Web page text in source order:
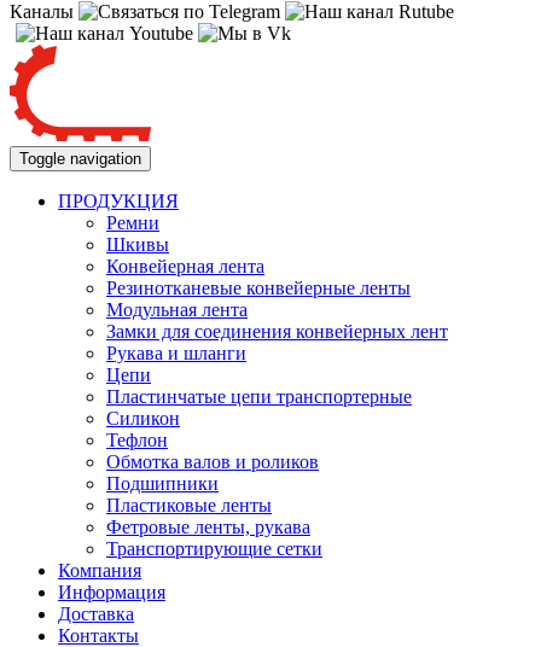
Каналы
Toggle navigation
ПРОДУКЦИЯ
Ремни
Шкивы
Конвейерная лента
Резинотканевые конвейерные ленты
Модульная лента
Замки для соединения конвейерных лент
Рукава и шланги
Цепи
Пластинчатые цепи транспортерные
Силикон
Тефлон
Обмотка валов и роликов
Подшипники
Пластиковые ленты
Фетровые ленты, рукава
Транспортирующие сетки
Компания
Информация
Доставка
Контакты